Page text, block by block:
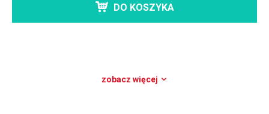
DO KOSZYKA
zobacz więcej